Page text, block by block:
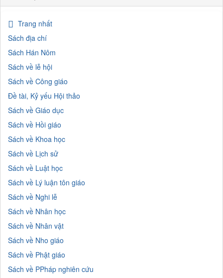
Trang nhất
Sách địa chí
Sách Hán Nôm
Sách về lễ hội
Sách về Công giáo
Đề tài, Kỷ yếu Hội thảo
Sách về Giáo dục
Sách về Hồi giáo
Sách về Khoa học
Sách về Lịch sử
Sách về Luật học
Sách về Lý luận tôn giáo
Sách về Nghi lễ
Sách về Nhân học
Sách về Nhân vật
Sách về Nho giáo
Sách về Phật giáo
Sách về PPháp nghiên cứu